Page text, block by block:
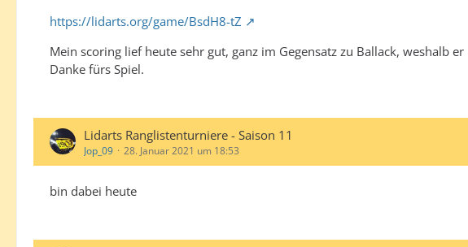
https://lidarts.org/game/BsdH8-tZ
Mein scoring lief heute sehr gut, ganz im Gegensatz zu Ballack, weshalb
Danke fürs Spiel.
Lidarts Ranglistenturniere - Saison 11
Jop_09 28. Januar 2021 um 18:53
bin dabei heute